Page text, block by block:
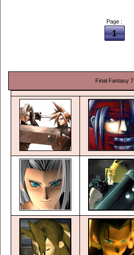
Page :
1
Final Fantasy 7